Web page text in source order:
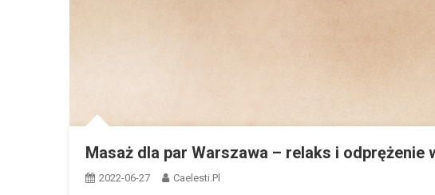
Masaż dla par Warszawa – relaks i odprężenie
2022-06-27 Caelesti.pl